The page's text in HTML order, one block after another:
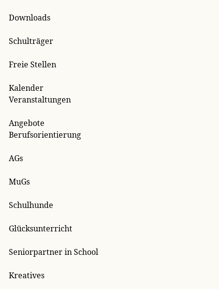
Downloads
Schulträger
Freie Stellen
Kalender
Veranstaltungen
Angebote
Berufsorientierung
AGs
MuGs
Schulhunde
Glücksunterricht
Seniorpartner in School
Kreatives